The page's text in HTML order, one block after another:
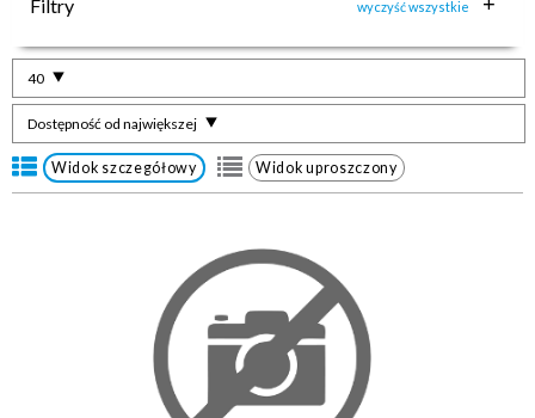
Filtry wyczyść wszystkie
Dostępność od największej
40
Widok szczegółowy Widok uproszczony